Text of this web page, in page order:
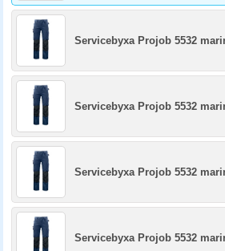
Servicebyxa Projob 5532
Servicebyxa Projob 5532
Servicebyxa Projob 5532
Servicebyxa Projob 5532